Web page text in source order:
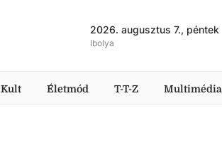
2026. augusztus 7., péntek
Ibolya
Kult Életmód T-T-Z Multimédia